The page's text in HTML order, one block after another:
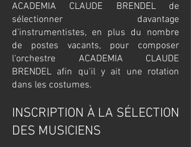
ACADEMIA CLAUDE BRENDEL de
sélectionner davantage
d'instrumentistes, en plus du nombre
de postes vacants, pour composer
l'orchestre ACADEMIA CLAUDE
BRENDEL afin qu'il y ait une rotation
dans les costumes.
INSCRIPTION À LA SÉLECTION
DES MUSICIENS